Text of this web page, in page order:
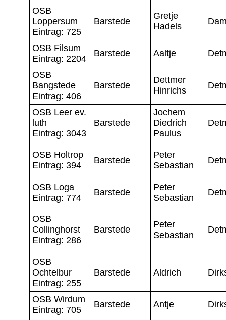
OSB
Loppersum
Eintrag: 725
Barstede
Gretje
Hadels
OSB Filsum
Eintrag: 2204
Barstede Aaltje
OSB
Bangstede
Eintrag: 406
Barstede
Dettmer
Hinrichs
OSB Leer ev.
luth
Eintrag: 3043
Barstede
Jochem
Diedrich
Paulus
OSB Holtrop
Eintrag: 394
Barstede
Peter
Sebastian
OSB Loga
Eintrag: 774
Barstede
Peter
Sebastian
OSB
Collinghorst
Eintrag: 286
Barstede
Peter
Sebastian
OSB
Ochtelbur
Eintrag: 255
Barstede Aldrich
OSB Wirdum
Eintrag: 705
Barstede Antje